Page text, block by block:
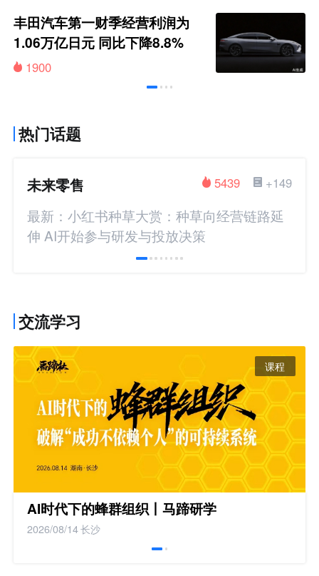
丰田汽车第一财季经营利润为
1.06万亿日元 同比下降8.8%
1900
热门话题
未来零售 +149
5439
最新：小红书种草大赏：种草向经营链路延
伸 AI开始参与研发与投放决策
交流学习
课程
AI时代下的蜂群组织丨马蹄研学
2026/08/14长沙